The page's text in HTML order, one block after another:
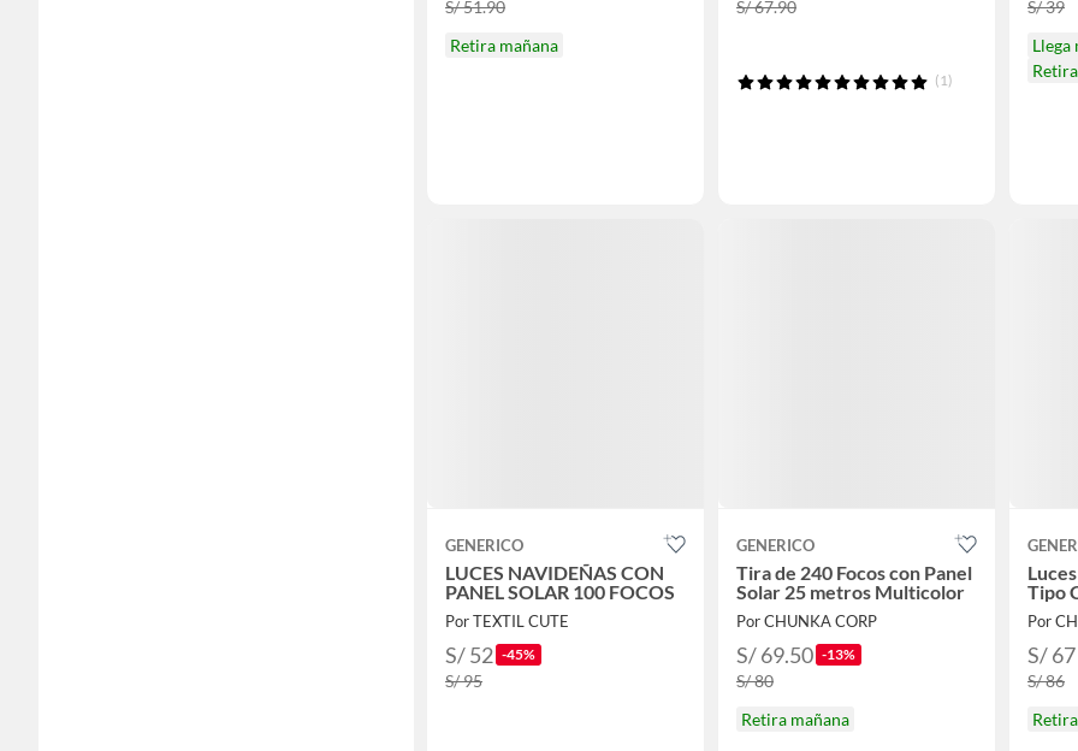
S/ 51.90
Retira mañana
S/ 67.90
(1)
S/ 39
Llega
GENERICO
LUCES NAVIDEÑAS CON
PANEL SOLAR 100 FOCOS
Por TEXTIL CUTE
S/ 52 -45%
S/ 95
GENERICO
Tira de 240 Focos con Panel
Solar 25 metros Multicolor
Por CHUNKA CORP
S/ 69.50 -13%
S/ 80
Retira mañana
Tipo
Por
S/ 67
S/ 86